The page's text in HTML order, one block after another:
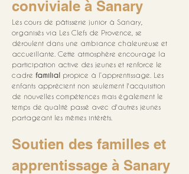
conviviale à Sanary
Les cours de pâtisserie junior à Sanary,
organisés via Les Clefs de Provence, se
déroulent dans une ambiance chaleureuse et
accueillante. Cette atmosphère encourage la
participation active des jeunes et renforce le
cadre familial propice à l’apprentissage. Les
enfants apprécient non seulement l'acquisition
de nouvelles compétences mais également le
temps de qualité passé avec d'autres jeunes
partageant les mêmes intérêts.
Soutien des familles et
apprentissage à Sanary